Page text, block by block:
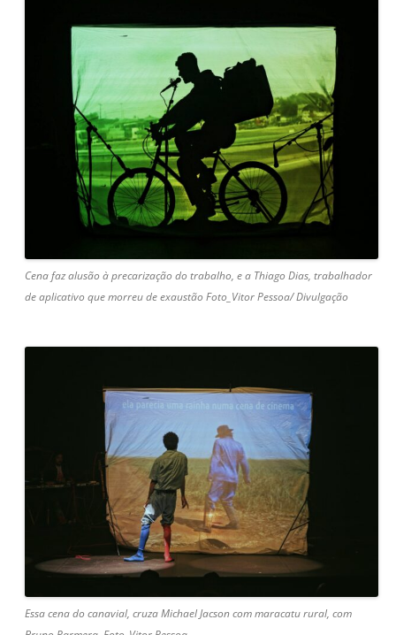
Cena faz alusão à precarização do trabalho, e a Thiago Dias, trabalhador
de aplicativo que morreu de exaustão Foto_Vitor Pessoa/ Divulgação
Essa cena do canavial, cruza Michael Jacson com maracatu rural, com